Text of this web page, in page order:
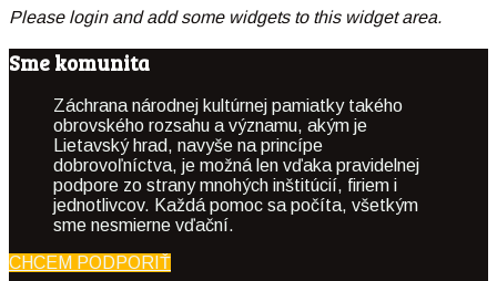
Please login and add some widgets to this widget area.
Sme komunita
Záchrana národnej kultúrnej pamiatky takého
obrovského rozsahu a významu, akým je
Lietavský hrad, navyše na princípe
dobrovoľníctva, je možná len vďaka pravidelnej
podpore zo strany mnohých inštitúcií, firiem i
jednotlivcov. Každá pomoc sa počíta, všetkým
sme nesmierne vďační.
CHCEM PODPORIŤ